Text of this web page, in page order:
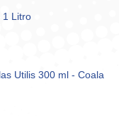
1 Litro
Utilis 300 ml - Coala